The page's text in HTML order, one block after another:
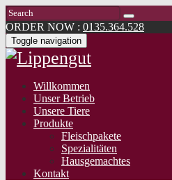
ORDER NOW : 0135.364.528
Toggle navigation
Willkommen
Unser Betrieb
Unsere Tiere
Produkte
Fleischpakete
Spezialitäten
Hausgemachtes
Kontakt